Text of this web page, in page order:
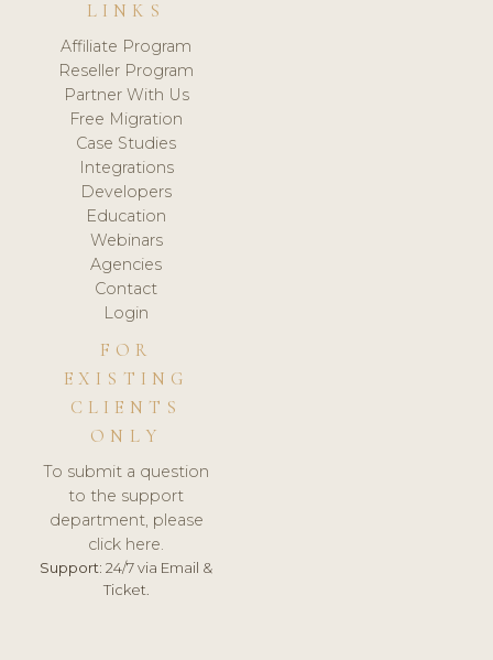
LINKS
Affiliate Program
Reseller Program
Partner With Us
Free Migration
Case Studies
Integrations
Developers
Education
Webinars
Agencies
Contact
Login
FOR
EXISTING
CLIENTS
ONLY
To submit a question
to the support
department, please
click here.
Support: 24/7 via Email &
Ticket.